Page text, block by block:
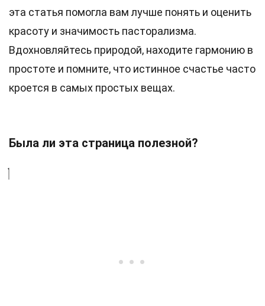
эта статья помогла вам лучше понять и оценить
красоту и значимость пасторализма.
Вдохновляйтесь природой, находите гармонию в
простоте и помните, что истинное счастье часто
кроется в самых простых вещах.
Была ли эта страница полезной?